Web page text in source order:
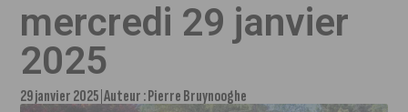
mercredi 29 janvier
2025
29 janvier 2025 Auteur :Pierre Bruynooghe